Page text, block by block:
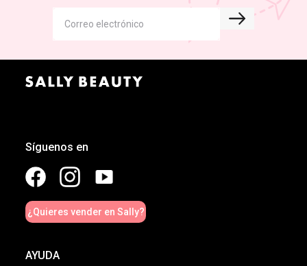
Síguenos en
¿Quieres vender en Sally?
AYUDA